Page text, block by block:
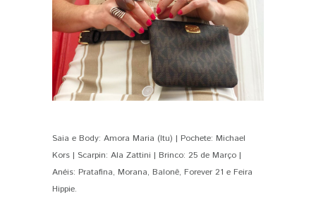
Saia e Body: Amora Maria (Itu) | Pochete: Michael
Kors | Scarpin: Ala Zattini | Brinco: 25 de Março |
Anéis: Pratafina, Morana, Balonê, Forever 21 e Feira
Hippie.